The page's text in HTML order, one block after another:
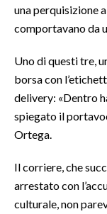
SALUTE
SARDI NEL MONDO
NOTIZIE
EVENTI
3 MINUTI CON
una perquisizione
comportavano da
Uno di questi tre,
borsa con
delivery: «Dentro
spiegato il
Ortega.
Il corriere, che
arrestato con
culturale, non